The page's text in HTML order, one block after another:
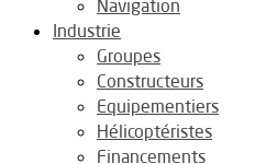
Navigation
Industrie
Groupes
Constructeurs
Equipementiers
Hélicoptéristes
Financements